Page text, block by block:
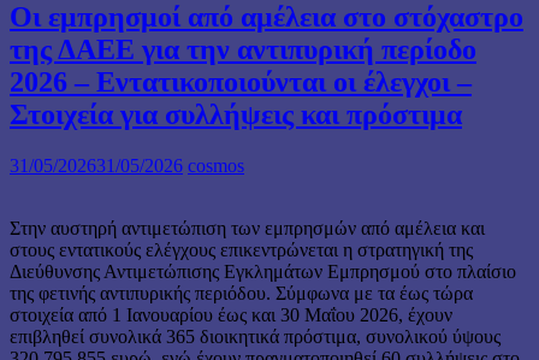
Οι εμπρησμοί από αμέλεια στο στόχαστρο
της ΔΑΕΕ για την αντιπυρική περίοδο
2026 – Εντατικοποιούνται οι έλεγχοι –
Στοιχεία για συλλήψεις και πρόστιμα
31/05/202631/05/2026 cosmos
Στην αυστηρή αντιμετώπιση των εμπρησμών από αμέλεια και
στους εντατικούς ελέγχους επικεντρώνεται η στρατηγική της
Διεύθυνσης Αντιμετώπισης Εγκλημάτων Εμπρησμού στο πλαίσιο
της φετινής αντιπυρικής περιόδου. Σύμφωνα με τα έως τώρα
στοιχεία από 1 Ιανουαρίου έως και 30 Μαΐου 2026, έχουν
επιβληθεί συνολικά 365 διοικητικά πρόστιμα, συνολικού ύψους